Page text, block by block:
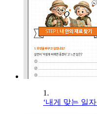
1.
‘내게 맞는 일